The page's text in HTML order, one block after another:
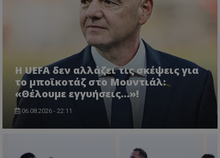
Η UEFA δεν αλλάζει τις σκέψεις για
το μποϊκοτάζ στο Μουντιάλ:
«Θέλουμε εγγυήσεις...»!
06.08.2026 - 22:11